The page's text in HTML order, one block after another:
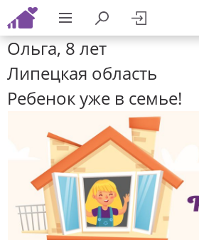
Ольга, 8 лет
Липецкая область
Ребенок уже в семье!